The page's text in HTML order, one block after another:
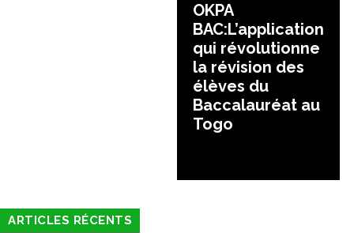
OKPA
BAC:L’application
qui révolutionne
la révision des
élèves du
Baccalauréat au
Togo
ARTICLES RÉCENTS